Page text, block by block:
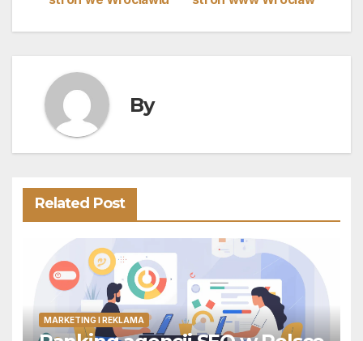
wpisu
By
Related Post
MARKETING I REKLAMA